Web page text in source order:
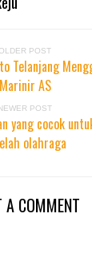
POST
Telanjang
Marinir AS
POST
yang cocok
olahraga
A COMMENT